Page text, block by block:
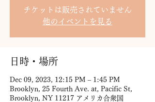
チケットは販売されていません
他のイベントを見る
日時・場所
Dec 09, 2023, 12:15 PM – 1:45 PM
Brooklyn, 25 Fourth Ave. at, Pacific St,
Brooklyn, NY 11217 アメリカ合衆国